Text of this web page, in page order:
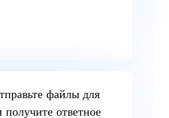
файлы для
получите ответное